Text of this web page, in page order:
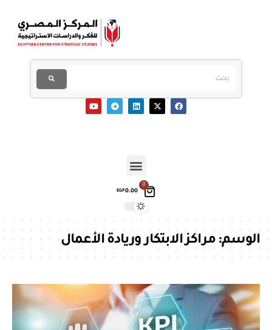
0
EGP0.00
الوسم:مراكز الابتكار وريادة الأعمال